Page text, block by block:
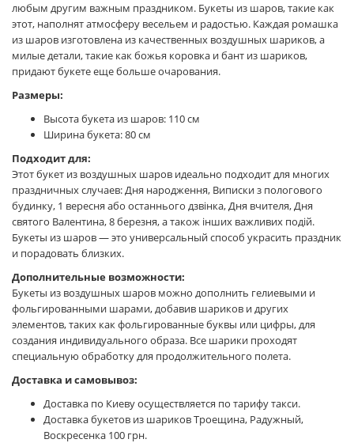
любым другим важным праздником. Букеты из шаров, такие как
этот, наполнят атмосферу весельем и радостью. Каждая ромашка
из шаров изготовлена из качественных воздушных шариков, а
милые детали, такие как божья коровка и бант из шариков,
придают букете еще больше очарования.
Размеры:
Высота букета из шаров: 110 см
Ширина букета: 80 см
Подходит для:
Этот букет из воздушных шаров идеально подходит для многих
праздничных случаев: Дня народження, Виписки з пологового
будинку, 1 вересня або останнього дзвінка, Дня вчителя, Дня
святого Валентина, 8 березня, а також інших важливих подій.
Букеты из шаров — это универсальный способ украсить праздник
и порадовать близких.
Дополнительные возможности:
Букеты из воздушных шаров можно дополнить гелиевыми и
фольгированными шарами, добавив шариков и других
элементов, таких как фольгированные буквы или цифры, для
создания индивидуального образа. Все шарики проходят
специальную обработку для продолжительного полета.
Доставка и самовывоз:
Доставка по Киеву осуществляется по тарифу такси.
Доставка букетов из шариков Троещина, Радужный,
Воскресенка 100 грн.